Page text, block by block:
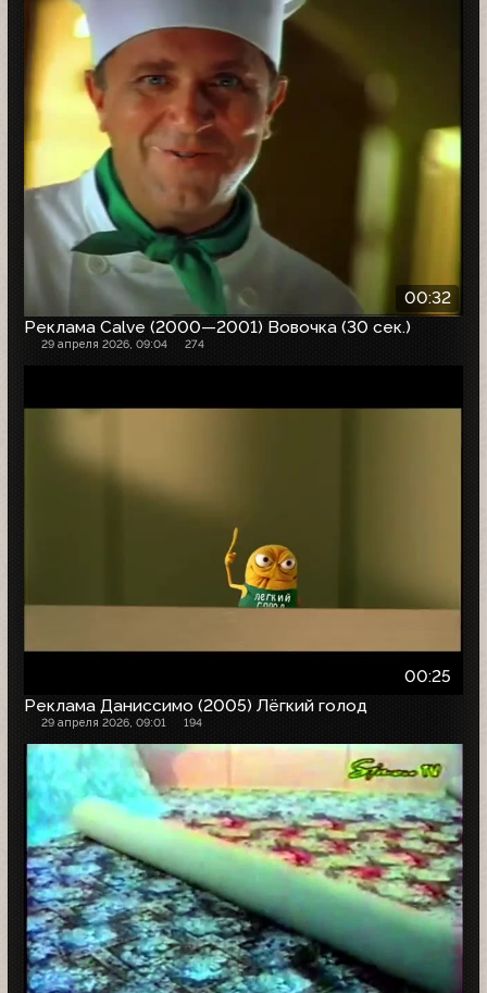
00:32
Реклама Calve (2000—2001) Вовочка (30 сек.)
29 апреля 2026, 09:04 274
00:25
Реклама Даниссимо (2005) Лёгкий голод
29 апреля 2026, 09:01 194